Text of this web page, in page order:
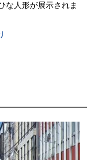
な人形が展示されま